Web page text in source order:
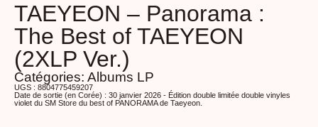
TAEYEON – Panorama :
The Best of TAEYEON
(2XLP Ver.)
Catégories: Albums LP
UGS : 8804775459207
Date de sortie (en Corée) : 30 janvier 2026 - Édition double limitée double vinyles
violet du SM Store du best of PANORAMA de Taeyeon.